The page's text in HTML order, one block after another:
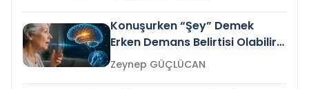
Konuşurken “Şey” Demek
Erken Demans Belirtisi Olabilir
mi?
Zeynep GÜÇLÜCAN